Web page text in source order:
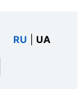
RU UA